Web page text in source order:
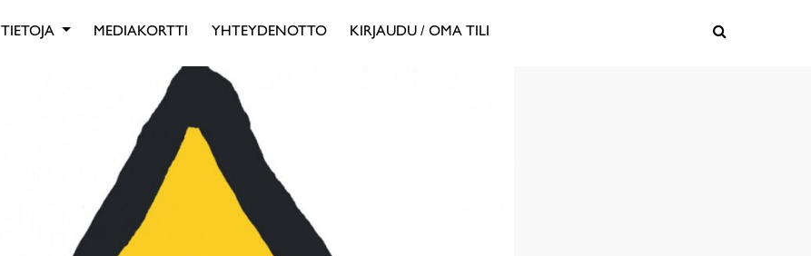
TIETOJA MEDIAKORTTI YHTEYDENOTTO KIRJAUDU / OMA TILI